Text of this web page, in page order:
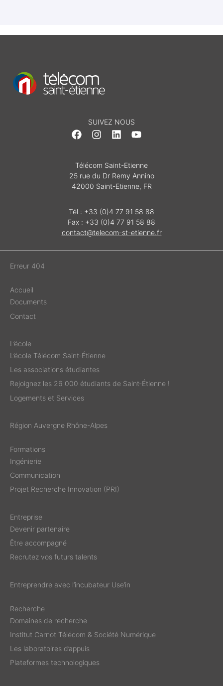
SUIVEZ NOUS
Télécom Saint-Etienne
25 rue du Dr Remy Annino
42000 Saint-Etienne, FR
Tél : +33 (0)4 77 91 58 88
Fax : +33 (0)4 77 91 58 88
contact@telecom-st-etienne.fr
Erreur 404
Accueil
Documents
Contact
L’école
L’école Télécom Saint‑Étienne
Les associations étudiantes
Rejoignez les 26 000 étudiants de Saint‑Étienne !
Logements et Services
Région Auvergne Rhône-Alpes
Formations
Ingénierie
Communication
Projet Recherche Innovation (PRI)
Entreprise
Devenir partenaire
Être accompagné
Recrutez vos futurs talents
Entreprendre avec l’incubateur Use’in
Recherche
Domaines de recherche
Institut Carnot Télécom & Société Numérique
Les laboratoires d’appuis
Plateformes technologiques